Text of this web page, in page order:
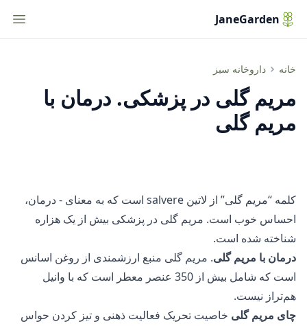
JaneGarden
خانه داروخانه سبز مریم گلی در پزشکی. درمان با مریم گلی
مریم گلی در پزشکی. درمان با
مریم گلی
کلمه “مریم گلی” از لاتین salvere است که به معنای - درمان،
احساس خوب است. مریم گلی در پزشکی بیش از یک هزاره
شناخته شده است.
درمان با مریم گلی. مریم گلی منبع ارزشمندی از روغن اسانس
است که شامل بیش از 350 عنصر معطر است که با وانیل
هم‌تراز نیست.
چای مریم گلی خاصیت تحریک فعالیت ذهنی و تیز کردن حواس